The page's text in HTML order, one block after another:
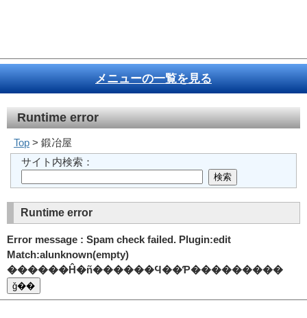
メニューの一覧を見る
Runtime error
Top > 鍛冶屋
サイト内検索：
Runtime error
Error message : Spam check failed. Plugin:edit
Match:alunknown(empty)
������Ĥ�ñ������Ϥ��Ƥ���������